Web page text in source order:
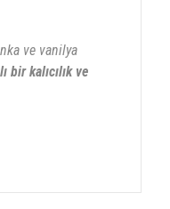
ve vanilya
bir kalıcılık ve